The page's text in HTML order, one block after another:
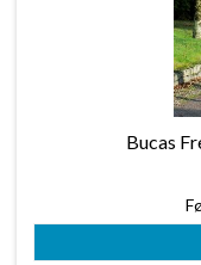
Bucas